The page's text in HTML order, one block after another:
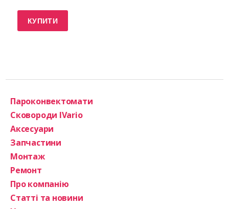
КУПИТИ
Пароконвектомати
Сковороди IVario
Аксесуари
Запчастини
Монтаж
Ремонт
Про компанію
Статті та новини